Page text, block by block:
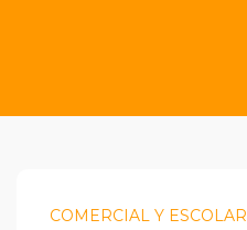
COMERCIAL Y ESCOLAR